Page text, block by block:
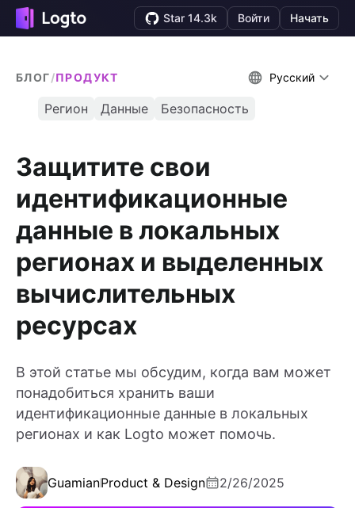
Star 14.3k Войти Начать
БЛОГ/ПРОДУКТ Русский
Регион Данные Безопасность
Защитите свои
идентификационные
данные в локальных
регионах и выделенных
вычислительных
ресурсах
В этой статье мы обсудим, когда вам может
понадобиться хранить ваши
идентификационные данные в локальных
регионах и как Logto может помочь.
GuamianProduct & Design 2/26/2025